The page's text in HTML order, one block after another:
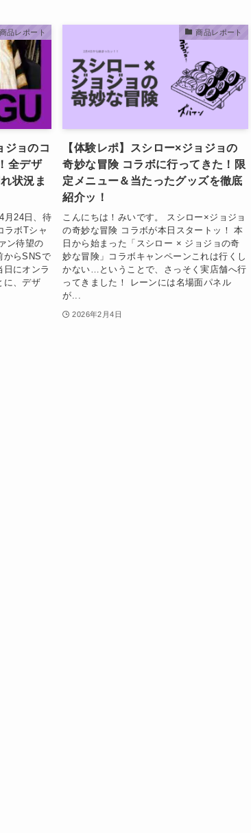
商品レポート
ジョのコ
全デザ
状況ま
月24日、待
ラボTシャ
ン待望の
からSNSで
日にオンラ
に、デザ
商品レポート
【体験レポ】スシロー×ジョジョの
奇妙な冒険 コラボに行ってきた！限
定メニュー＆当たったグッズを徹底
紹介ッ！
こんにちは！みいです。 スシロー×ジョジョ
の奇妙な冒険 コラボが本日スタートッ！ 本
日から始まった「スシロー × ジョジョの奇
妙な冒険」コラボキャンペーンこれは行くし
かない…ということで、さっそく実店舗へ行
ってきました！ レーンには名場面パネル
が...
2026年2月4日